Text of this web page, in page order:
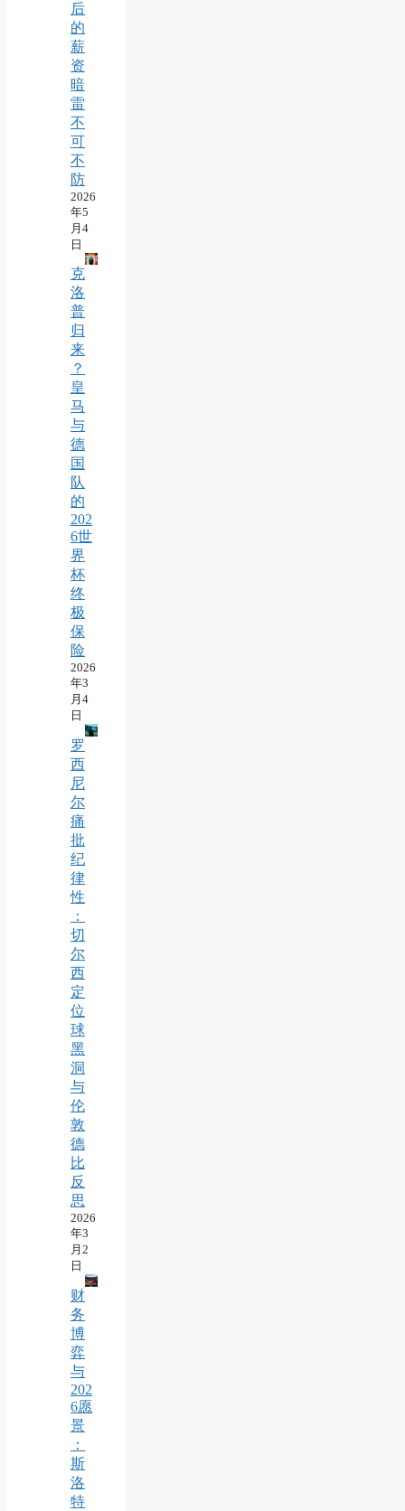
后
的
薪
资
暗
雷
不
可
不
防
2026
年5
月4
日
克
洛
普
归
来
？
皇
马
与
德
国
队
的
202
6世
界
杯
终
极
保
险
2026
年3
月4
日
罗
西
尼
尔
痛
批
纪
律
性
：
切
尔
西
定
位
球
黑
洞
与
伦
敦
德
比
反
思
2026
年3
月2
日
财
务
博
弈
与
202
6愿
景
：
斯
洛
特